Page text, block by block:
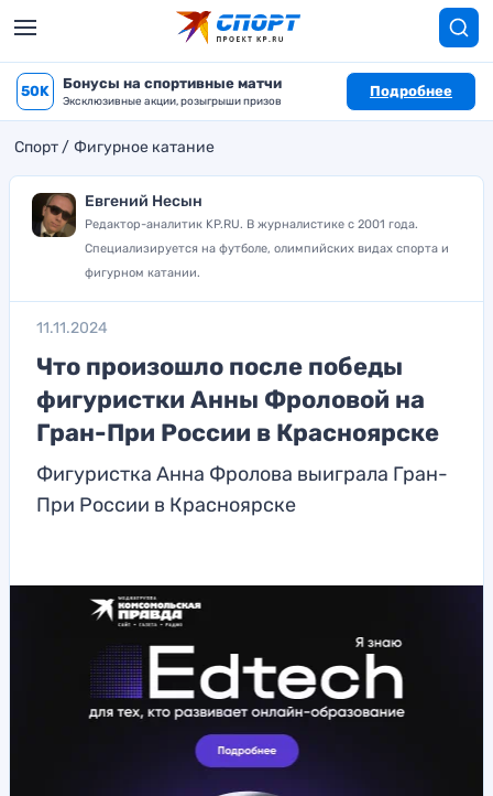
50K Бонусы на спортивные матчи
Эксклюзивные акции, розыгрыши призов
Подробнее
Спорт Фигурное катание
Евгений Несын
Редактор-аналитик KP.RU. В журналистике с 2001 года.
Специализируется на футболе, олимпийских видах спорта и
фигурном катании.
11.11.2024
Что произошло после победы
фигуристки Анны Фроловой на
Гран-При России в Красноярске
Фигуристка Анна Фролова выиграла Гран-
При России в Красноярске